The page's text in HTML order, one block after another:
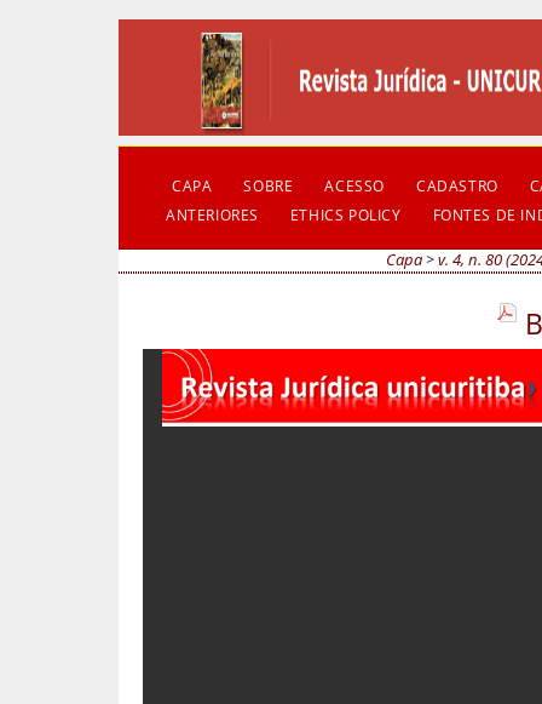
CAPA SOBRE ACESSO CADASTRO
ANTERIORES
ETHICS POLICY FONTES DE
Capa>v. 4, n. 80